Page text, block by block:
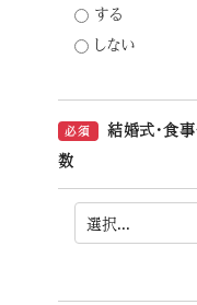
する
しない
必須
結婚式・食
数